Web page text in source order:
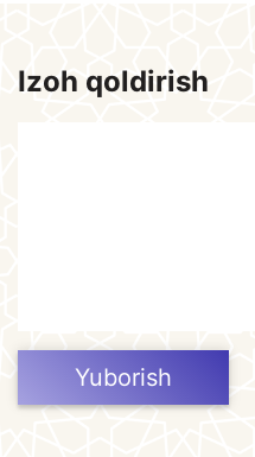
Izoh qoldirish
Yuborish